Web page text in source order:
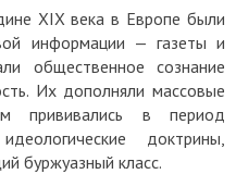
XIX века в Европе были
информации — газеты и
общественное сознание
Их дополняли массовые
прививались в период
доктрины,
буржуазный класс.